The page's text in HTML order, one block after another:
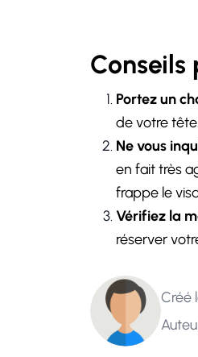
Conseils
Portez un
de votre
Ne vous
en fait très
frappe le
Vérifiez la
réserver
Créé